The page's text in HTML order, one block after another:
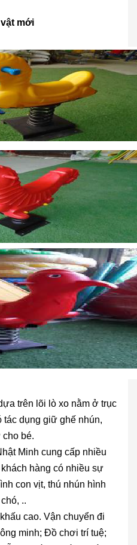
mới
trên lõi lò xo nằm ở trục
tác dụng giữ ghế nhún,
bé.
Minh cung cấp nhiều
hàng có nhiều sự
con vịt, thú nhún hình
..
cao. Vận chuyển đi
minh; Đồ chơi trí tuệ;